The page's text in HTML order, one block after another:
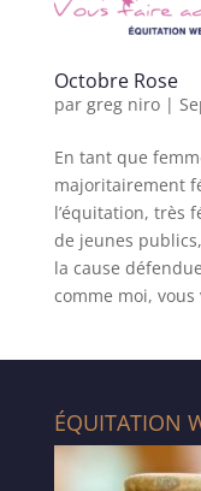
Octobre Rose
par greg niro|
En tant que
majoritairement
l’équitation, très
de jeunes
la cause
comme moi, vous
ÉQUITATION